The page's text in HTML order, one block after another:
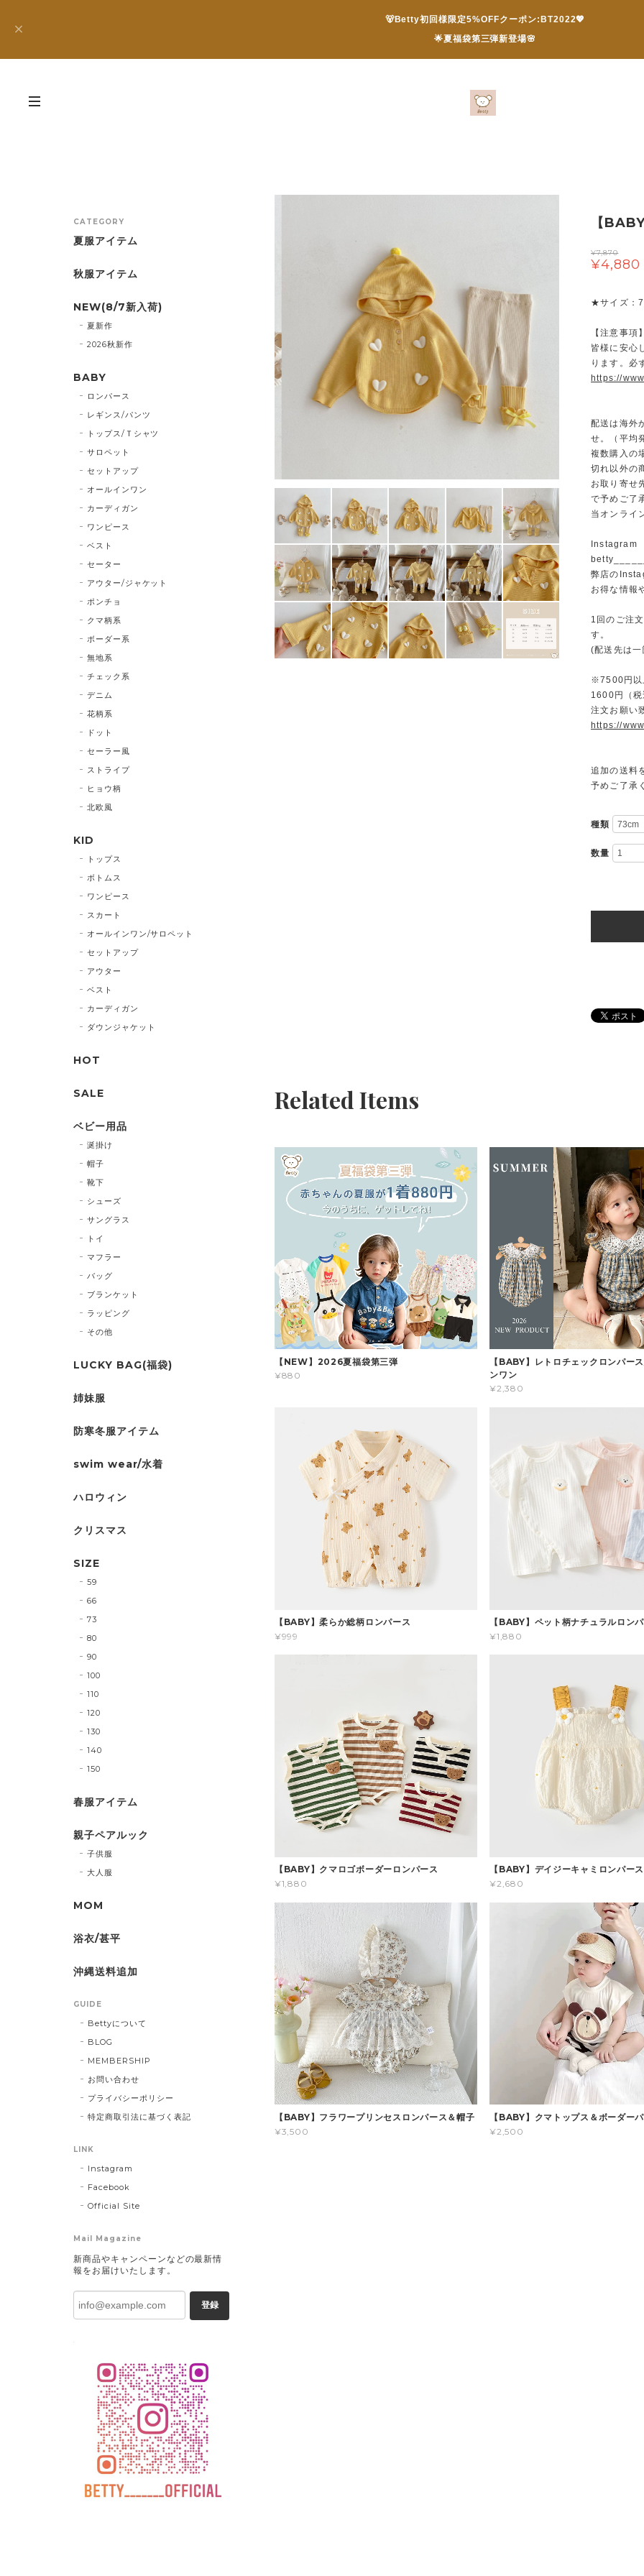
🐻Betty初回様限定5%OFFクーポン:BT2022💖
🌟夏福袋第三弾新登場🌸
【
¥7,870
¥4,880
★サイズ：
【注意事項
皆様に安心
ります。必
https://
配送は海外
せ。（平均
複数購入の
切れ以外の
お取り寄せ
で予めご了
当オンライ
Instagram
弊店の
お得な情報
1回のご注
す。
(配送先は
※7500円以
1600円（税
注文お願い
https://
追加の送料
予めご了承
種類
数量
Related Items
【NEW】2026夏福袋第三弾
¥880
【BABY】レトロチェックロンパー
ンワン
¥2,380
【BABY】柔らか総柄ロンパース
¥999
【BABY】ペット柄ナチュラルロン
¥1,880
【BABY】クマロゴボーダーロンパース
¥1,880
【BABY】デイジーキャミロンパース
¥2,680
【BABY】フラワープリンセスロンパース＆帽子
¥3,500
【BABY】クマトップス＆ボーダー
¥2,500
CATEGORY
夏服アイテム
秋服アイテム
NEW(8/7新入荷)
夏新作
2026秋新作
BABY
ロンパース
レギンス/パンツ
トップス/Ｔシャツ
サロペット
セットアップ
オールインワン
カーディガン
ワンピース
ベスト
セーター
アウター/ジャケット
ポンチョ
クマ柄系
ボーダー系
無地系
チェック系
デニム
花柄系
ドット
セーラー風
ストライプ
ヒョウ柄
北欧風
KID
トップス
ボトムス
ワンピース
スカート
オールインワン/サロペット
セットアップ
アウター
ベスト
カーディガン
ダウンジャケット
HOT
SALE
ベビー用品
涎掛け
帽子
靴下
シューズ
サングラス
トイ
マフラー
バッグ
ブランケット
ラッピング
その他
LUCKY BAG(福袋)
姉妹服
防寒冬服アイテム
swim wear/水着
ハロウィン
クリスマス
SIZE
59
66
73
80
90
100
110
120
130
140
150
春服アイテム
親子ペアルック
子供服
大人服
MOM
浴衣/甚平
沖縄送料追加
GUIDE
Bettyについて
BLOG
MEMBERSHIP
お問い合わせ
プライバシーポリシー
特定商取引法に基づく表記
LINK
Instagram
Facebook
Official Site
Mail Magazine
新商品やキャンペーンなどの最新情
報をお届けいたします。
登録